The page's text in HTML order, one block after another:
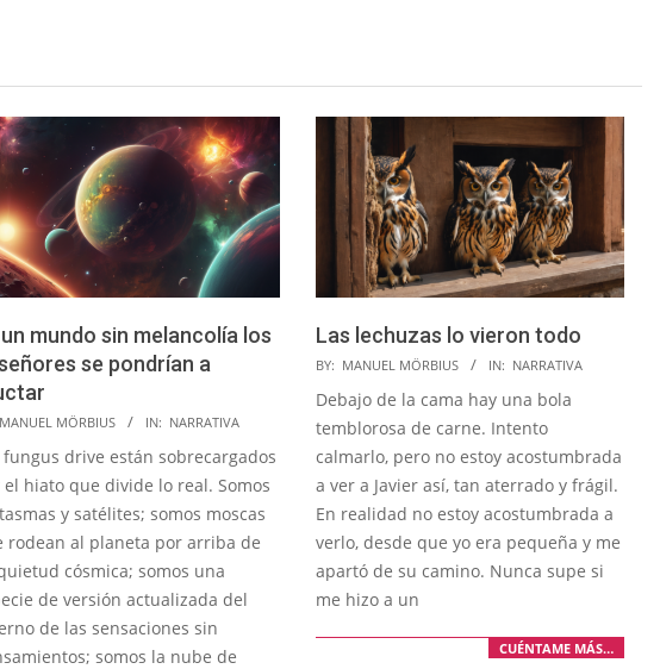
un mundo sin melancolía los
se pondrían a
MANUEL MÖRBIUS IN: NARRATIVA
fungus drive están sobrecargados
el hiato que divide lo real. Somos
y satélites; somos moscas
rodean al planeta por arriba de
cósmica; somos una
de versión actualizada del
de las sensaciones sin
somos la nube de
Las lechuzas lo vieron todo
2024-
02-
09
BY: MANUEL MÖRBIUS IN: NARRATIVA
Debajo de la cama hay una bola
temblorosa de carne. Intento
calmarlo, pero no estoy acostumbrada
a ver a Javier así, tan aterrado y frágil.
En realidad no estoy acostumbrada a
verlo, desde que yo era pequeña y me
apartó de su camino. Nunca supe si
me hizo a un
CUÉNTAME MÁS…